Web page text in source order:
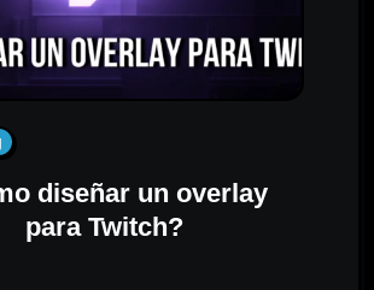
diseñar un overlay
para Twitch?